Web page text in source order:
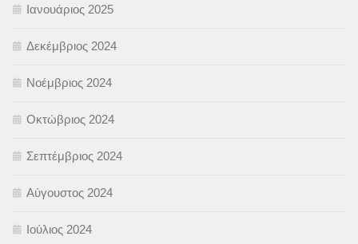
Ιανουάριος 2025
Δεκέμβριος 2024
Νοέμβριος 2024
Οκτώβριος 2024
Σεπτέμβριος 2024
Αύγουστος 2024
Ιούλιος 2024